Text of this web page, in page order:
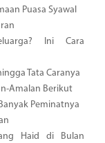
Puasa Syawal
Ini Cara
Tata Caranya
Amalan Berikut
Peminatnya
Haid di Bulan